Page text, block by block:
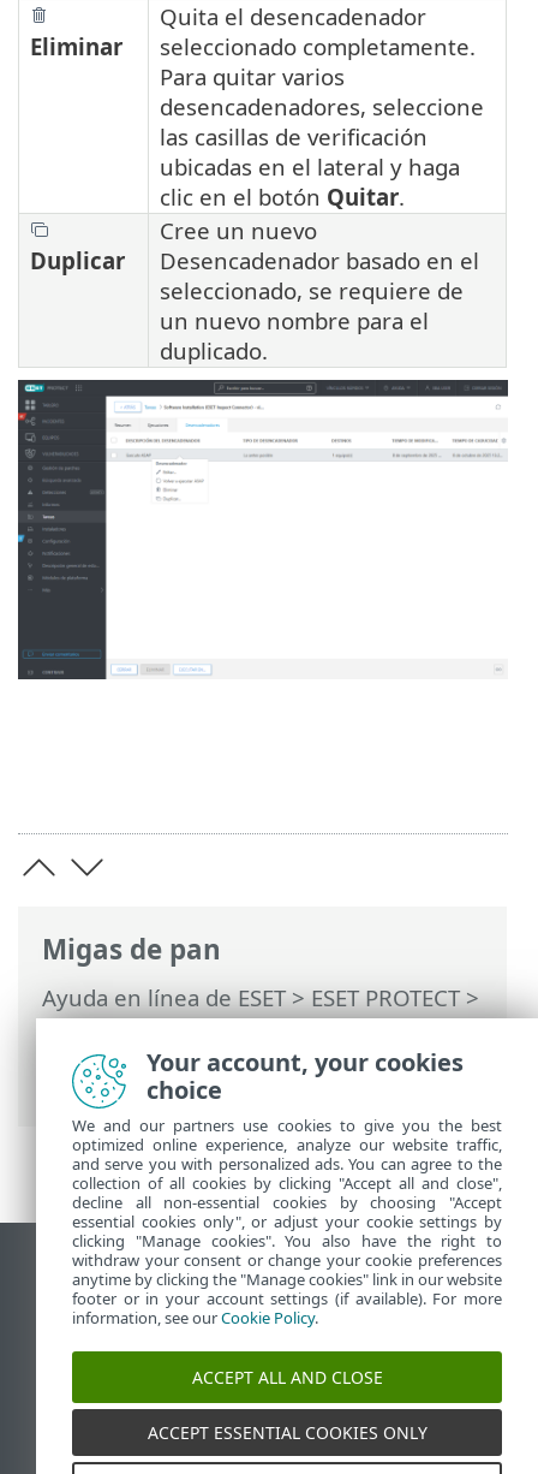
Migas de pan
Ayuda en línea de ESET>ESET PROTECT>
Usar ESET PROTECT>ESET PROTECT
Menú principal >Tareas>Información
general de las tareas
Eliminar
Quita el desencadenador
seleccionado completamente.
Para quitar varios
desencadenadores, seleccione
las casillas de verificación
ubicadas en el lateral y haga
clic en el botón Quitar.
Duplicar
Cree un nuevo
Desencadenador basado en el
seleccionado, se requiere de
un nuevo nombre para el
duplicado.
Ver sitio del escritorio
End of Life
Base de conocimiento de ESET
ESET Status Portal
Soporte regional
Your account, your cookies
choice
We and our partners use cookies to give you the best
optimized online experience, analyze our website traffic,
and serve you with personalized ads. You can agree to the
collection of all cookies by clicking "Accept all and close",
decline all non-essential cookies by choosing "Accept
essential cookies only", or adjust your cookie settings by
clicking "Manage cookies". You also have the right to
withdraw your consent or change your cookie preferences
anytime by clicking the "Manage cookies" link in our website
footer or in your account settings (if available). For more
information, see ourCookie Policy.
ACCEPT ALL AND CLOSE
ACCEPT ESSENTIAL COOKIES ONLY